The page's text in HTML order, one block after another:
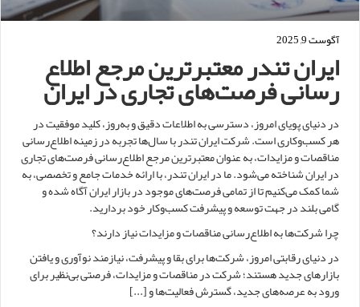
آگوست 9, 2025
ایران تندر معتبرترین مرجع اطلاع‌
رسانی فرصت‌های تجاری در ایران
در دنیای پویای امروز، دسترسی به اطلاعات دقیق و به‌روز، کلید موفقیت در
هر کسب‌وکاری است. شرکت ایران تندر با سال‌ها تجربه در زمینه اطلاع‌رسانی
مناقصات و مزایدات، به عنوان معتبرترین مرجع اطلاع‌رسانی فرصت‌های تجاری
در ایران شناخته می‌شود. ما در ایران تندر، با ارائه خدمات جامع و تخصصی، به
شما کمک می‌کنیم تا از تمامی فرصت‌های موجود در بازار ایران آگاه شده و
گامی بلند در جهت توسعه و پیشرفت کسب‌وکار خود بردارید.
چرا شرکت‌ها به اطلاع‌رسانی مناقصات و مزایدات نیاز دارند؟
در دنیای رقابتی امروز، شرکت‌ها برای بقا و پیشرفت، نیازمند نوآوری و یافتن
بازارهای جدید هستند؛ شرکت در مناقصات و مزایدات، فرصتی بی‌نظیر برای
ورود به عرصه‌های جدید، گسترش فعالیت‌ها و [...]